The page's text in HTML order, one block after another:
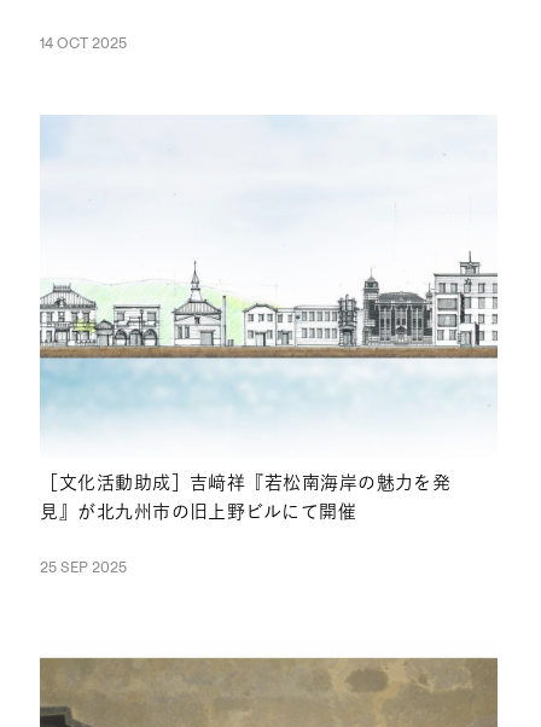
14 OCT 2025
［文化活動助成］吉﨑祥『若松南海岸の魅力を発
見』が北九州市の旧上野ビルにて開催
25 SEP 2025